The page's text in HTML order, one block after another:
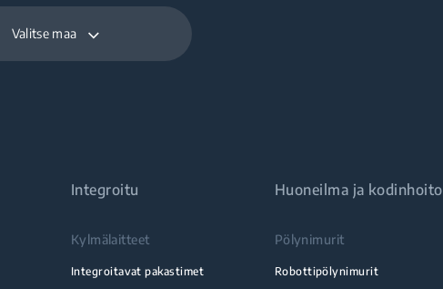
Valitse maa
Integroitu
Kylmälaitteet
Integroitavat pakastimet
Huoneilma ja kodinhoito
Pölynimurit
Robottipölynimurit